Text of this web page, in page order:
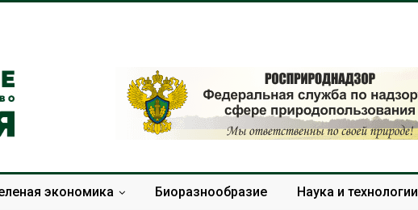
экономика Биоразнообразие Наука и технологии